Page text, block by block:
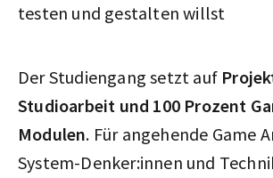
testen und gestalten willst
Der Studiengang setzt auf
Studioarbeit und 100 Prozent
Modulen. Für angehende Game
System-Denker:innen und